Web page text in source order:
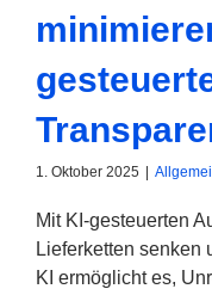
1. Oktober 2025
Mit KI-gesteuerten
Lieferketten senken
KI ermöglicht es,